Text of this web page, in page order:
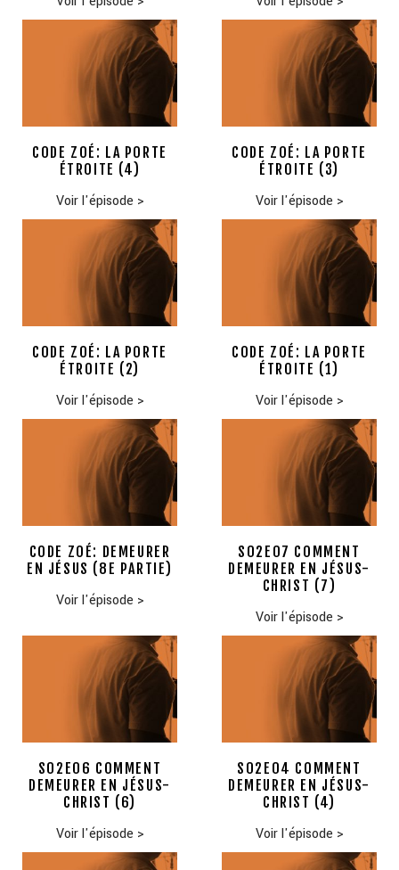
CODE ZOÉ: LA PORTE
ÉTROITE (4)
Voir l'épisode >
CODE ZOÉ: LA PORTE
ÉTROITE (3)
Voir l'épisode >
CODE ZOÉ: LA PORTE
ÉTROITE (2)
Voir l'épisode >
CODE ZOÉ: LA PORTE
ÉTROITE (1)
Voir l'épisode >
CODE ZOÉ: DEMEURER
EN JÉSUS (8E PARTIE)
Voir l'épisode >
S02E07 COMMENT
DEMEURER EN JÉSUS-
CHRIST (7)
Voir l'épisode >
S02E06 COMMENT
DEMEURER EN JÉSUS-
CHRIST (6)
Voir l'épisode >
S02E04 COMMENT
DEMEURER EN JÉSUS-
CHRIST (4)
Voir l'épisode >